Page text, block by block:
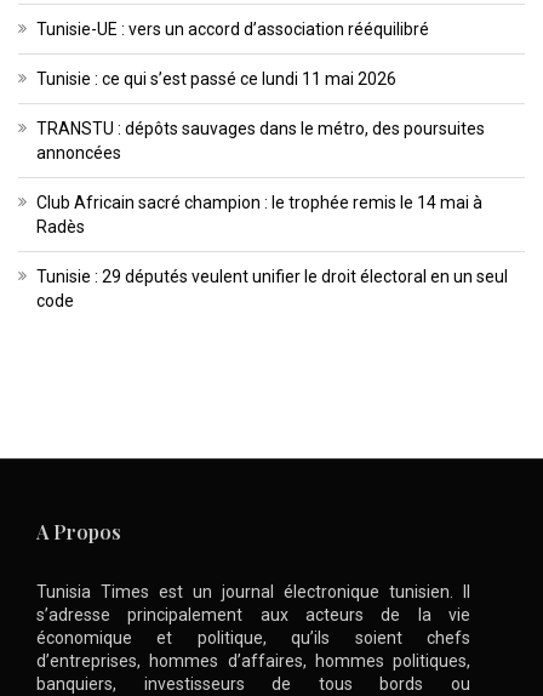
Tunisie-UE : vers un accord d’association rééquilibré
Tunisie : ce qui s’est passé ce lundi 11 mai 2026
TRANSTU : dépôts sauvages dans le métro, des poursuites
annoncées
Club Africain sacré champion : le trophée remis le 14 mai à
Radès
Tunisie : 29 députés veulent unifier le droit électoral en un seul
code
A Propos
Tunisia Times est un journal électronique tunisien. Il
s’adresse principalement aux acteurs de la vie
économique et politique, qu’ils soient chefs
d’entreprises, hommes d’affaires, hommes politiques,
banquiers, investisseurs de tous bords ou